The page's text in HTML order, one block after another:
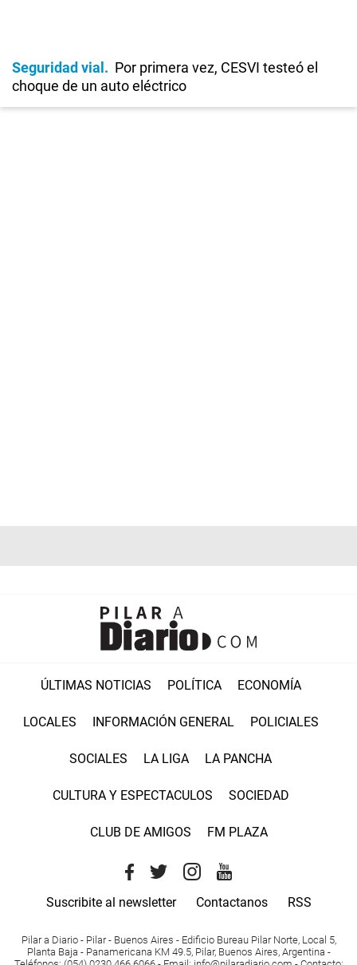
Seguridad vial
Por primera vez, CESVI testeó el
choque de un auto eléctrico
ÚLTIMAS NOTICIAS POLÍTICA ECONOMÍA
LOCALES INFORMACIÓN GENERAL POLICIALES
SOCIALES LA LIGA LA PANCHA
CULTURA Y ESPECTACULOS SOCIEDAD
CLUB DE AMIGOS FM PLAZA
Suscribite al newsletter Contactanos RSS
Pilar a Diario - Pilar - Buenos Aires - Edificio Bureau Pilar Norte, Local 5,
Planta Baja - Panamericana KM 49.5, Pilar, Buenos Aires, Argentina -